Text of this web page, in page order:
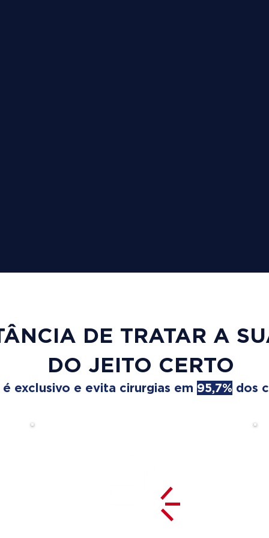
DE TRATAR A
DO JEITO CERTO
exclusivo e evita cirurgias em 95,7% dos